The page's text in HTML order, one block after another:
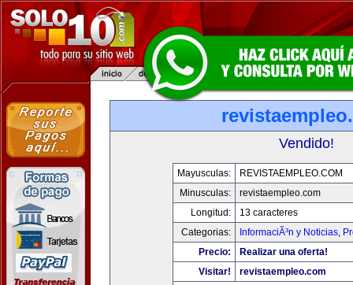
Vendido!
Mayusculas:
REVISTAEMPLEO.COM
Minusculas:
revistaempleo.com
Longitud:
13 caracteres
Categorias:
InformaciÃ³n y Noticias,
Precio:
Realizar una oferta!
Visitar!
revistaempleo.com